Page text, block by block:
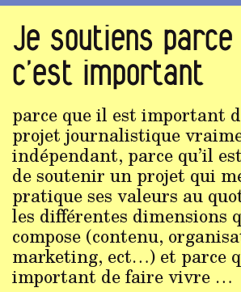
Je soutiens parce
c’est important
parce que il est important
projet journalistique
indépendant, parce qu’il
de soutenir un projet qui
pratique ses valeurs au
les différentes dimensions
compose (contenu,
marketing, ect…) et parce
important de faire vivre …